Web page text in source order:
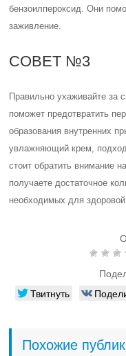
бензоилпероксид. Они
заживление.
СОВЕТ №3
Правильно ухаживайте за
поможет предотвратить
образования внутренних
увлажняющий крем,
стоит обратить внимание
получаете достаточное
необходимых для
Твитнуть
Похожие